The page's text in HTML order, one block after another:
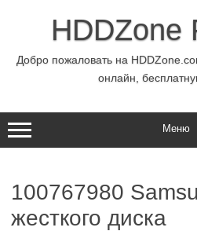
содержимомуHDDZone
Добро пожаловать на
онлайн,
Меню
100767980
жесткого диска